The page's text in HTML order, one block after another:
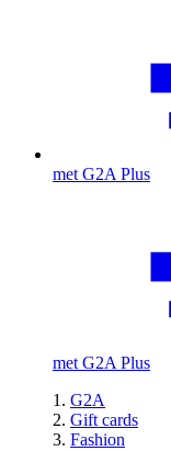
met G2A Plus
met G2A Plus
G2A
Gift cards
Fashion